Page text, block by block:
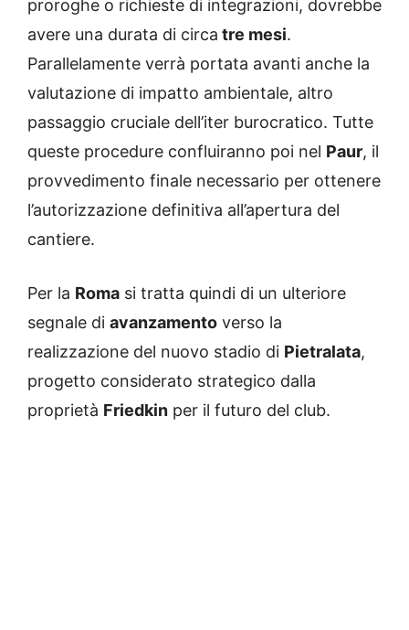
proroghe o richieste di integrazioni, dovrebbe
avere una durata di circa tre mesi.
Parallelamente verrà portata avanti anche la
valutazione di impatto ambientale, altro
passaggio cruciale dell’iter burocratico. Tutte
queste procedure confluiranno poi nel Paur, il
provvedimento finale necessario per ottenere
l’autorizzazione definitiva all’apertura del
cantiere.
Per la Roma si tratta quindi di un ulteriore
segnale di avanzamento verso la
realizzazione del nuovo stadio di Pietralata,
progetto considerato strategico dalla
proprietà Friedkin per il futuro del club.